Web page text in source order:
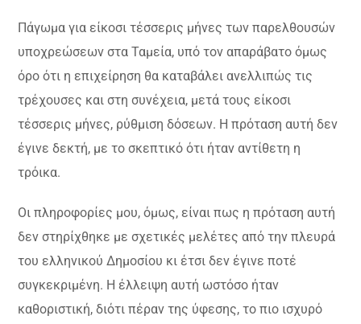
Πάγωμα για είκοσι τέσσερις μήνες των παρελθουσών
υποχρεώσεων στα Ταμεία, υπό τον απαράβατο όμως
όρο ότι η επιχείρηση θα καταβάλει ανελλιπώς τις
τρέχουσες και στη συνέχεια, μετά τους είκοσι
τέσσερις μήνες, ρύθμιση δόσεων. Η πρόταση αυτή δεν
έγινε δεκτή, με το σκεπτικό ότι ήταν αντίθετη η
τρόικα.
Οι πληροφορίες μου, όμως, είναι πως η πρόταση αυτή
δεν στηρίχθηκε με σχετικές μελέτες από την πλευρά
του ελληνικού Δημοσίου κι έτσι δεν έγινε ποτέ
συγκεκριμένη. Η έλλειψη αυτή ωστόσο ήταν
καθοριστική, διότι πέραν της ύφεσης, το πιο ισχυρό